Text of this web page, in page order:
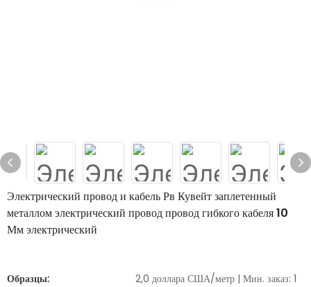
Электрический провод и кабель Рв Кувейт заплетенный
металлом электрический провод провод гибкого кабеля 10
Мм электрический
Образцы:
2,0 доллара США/метр | Мин. заказ: 1